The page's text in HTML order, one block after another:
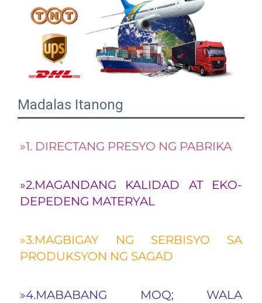
Madalas Itanong
»1. DIRECTANG PRESYO NG PABRIKA
»2.MAGANDANG KALIDAD AT EKO-
DEPEDENG MATERYAL
»3.MAGBIGAY NG SERBISYO SA
PRODUKSYON NG SAGAD
»4.MABABANG MOQ; WALA